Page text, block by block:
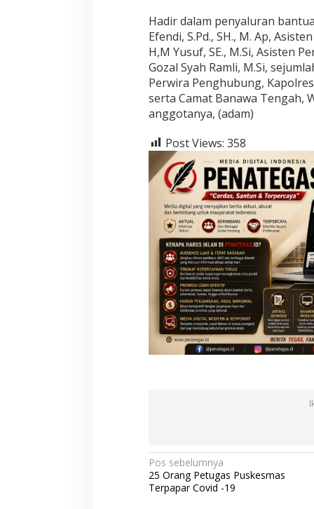
Hadir dalam penyaluran
Efendi, S.Pd., SH., M. Ap,
H,M Yusuf, SE., M.Si, Asisten
Gozal Syah Ramli, M.Si,
Perwira Penghubung,
serta Camat Banawa Tengah,
anggotanya, (adam)
Post Views: 358
N
a
Pos sebelumnya
25 Orang Petugas Puskesmas
Terpapar Covid -19